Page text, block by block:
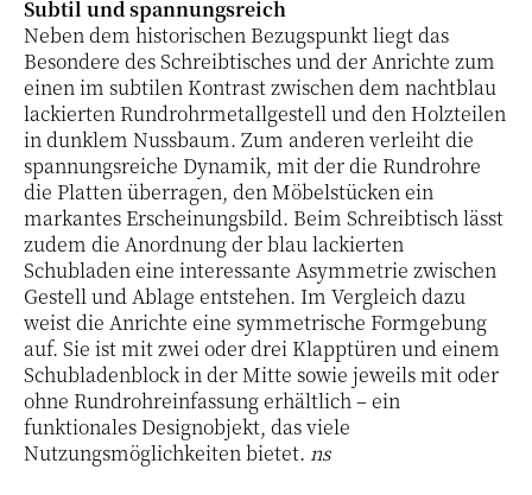
Subtil und spannungsreich
Neben dem historischen Bezugspunkt liegt das
Besondere des Schreibtisches und der Anrichte zum
einen im subtilen Kontrast zwischen dem nachtblau
lackierten Rundrohrmetallgestell und den Holzteilen
in dunklem Nussbaum. Zum anderen verleiht die
spannungsreiche Dynamik, mit der die Rundrohre
die Platten überragen, den Möbelstücken ein
markantes Erscheinungsbild. Beim Schreibtisch lässt
zudem die Anordnung der blau lackierten
Schubladen eine interessante Asymmetrie zwischen
Gestell und Ablage entstehen. Im Vergleich dazu
weist die Anrichte eine symmetrische Formgebung
auf. Sie ist mit zwei oder drei Klapptüren und einem
Schubladenblock in der Mitte sowie jeweils mit oder
ohne Rundrohreinfassung erhältlich – ein
funktionales Designobjekt, das viele
Nutzungsmöglichkeiten bietet. ns